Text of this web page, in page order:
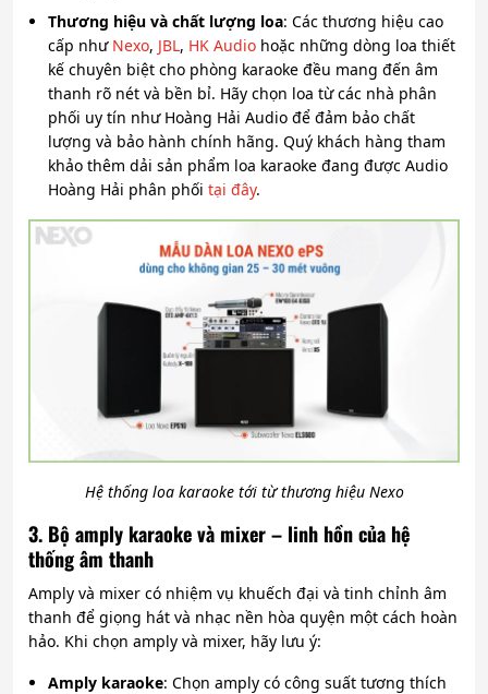
Thương hiệu và chất lượng loa: Các thương hiệu cao
cấp như Nexo, JBL, HK Audio hoặc những dòng loa thiết
kế chuyên biệt cho phòng karaoke đều mang đến âm
thanh rõ nét và bền bỉ. Hãy chọn loa từ các nhà phân
phối uy tín như Hoàng Hải Audio để đảm bảo chất
lượng và bảo hành chính hãng. Quý khách hàng tham
khảo thêm dải sản phẩm loa karaoke đang được Audio
Hoàng Hải phân phốitại đây.
Hệ thống loa karaoke tới từ thương hiệu Nexo
3. Bộ amply karaoke và mixer – linh hồn của hệ
thống âm thanh
Amply và mixer có nhiệm vụ khuếch đại và tinh chỉnh âm
thanh để giọng hát và nhạc nền hòa quyện một cách hoàn
hảo. Khi chọn amply và mixer, hãy lưu ý:
Amply karaoke: Chọn amply có công suất tương thích